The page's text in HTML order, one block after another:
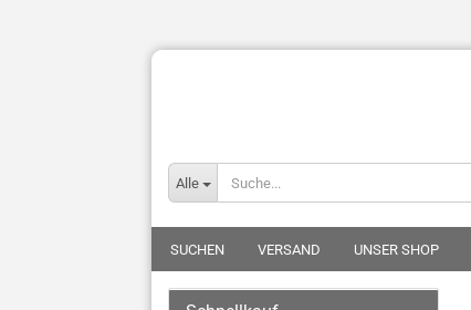
Alle
SUCHEN VERSAND UNSER SHOP